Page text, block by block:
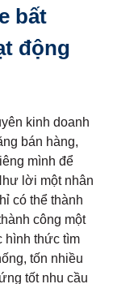
bất
động
kinh doanh
bán hàng,
mình để
lời một nhân
có thể thành
công một
hình thức tìm
tốn nhiều
tốt nhu cầu